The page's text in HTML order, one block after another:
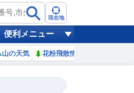
現在地
便利メニュー
山の天気 花粉飛散情報